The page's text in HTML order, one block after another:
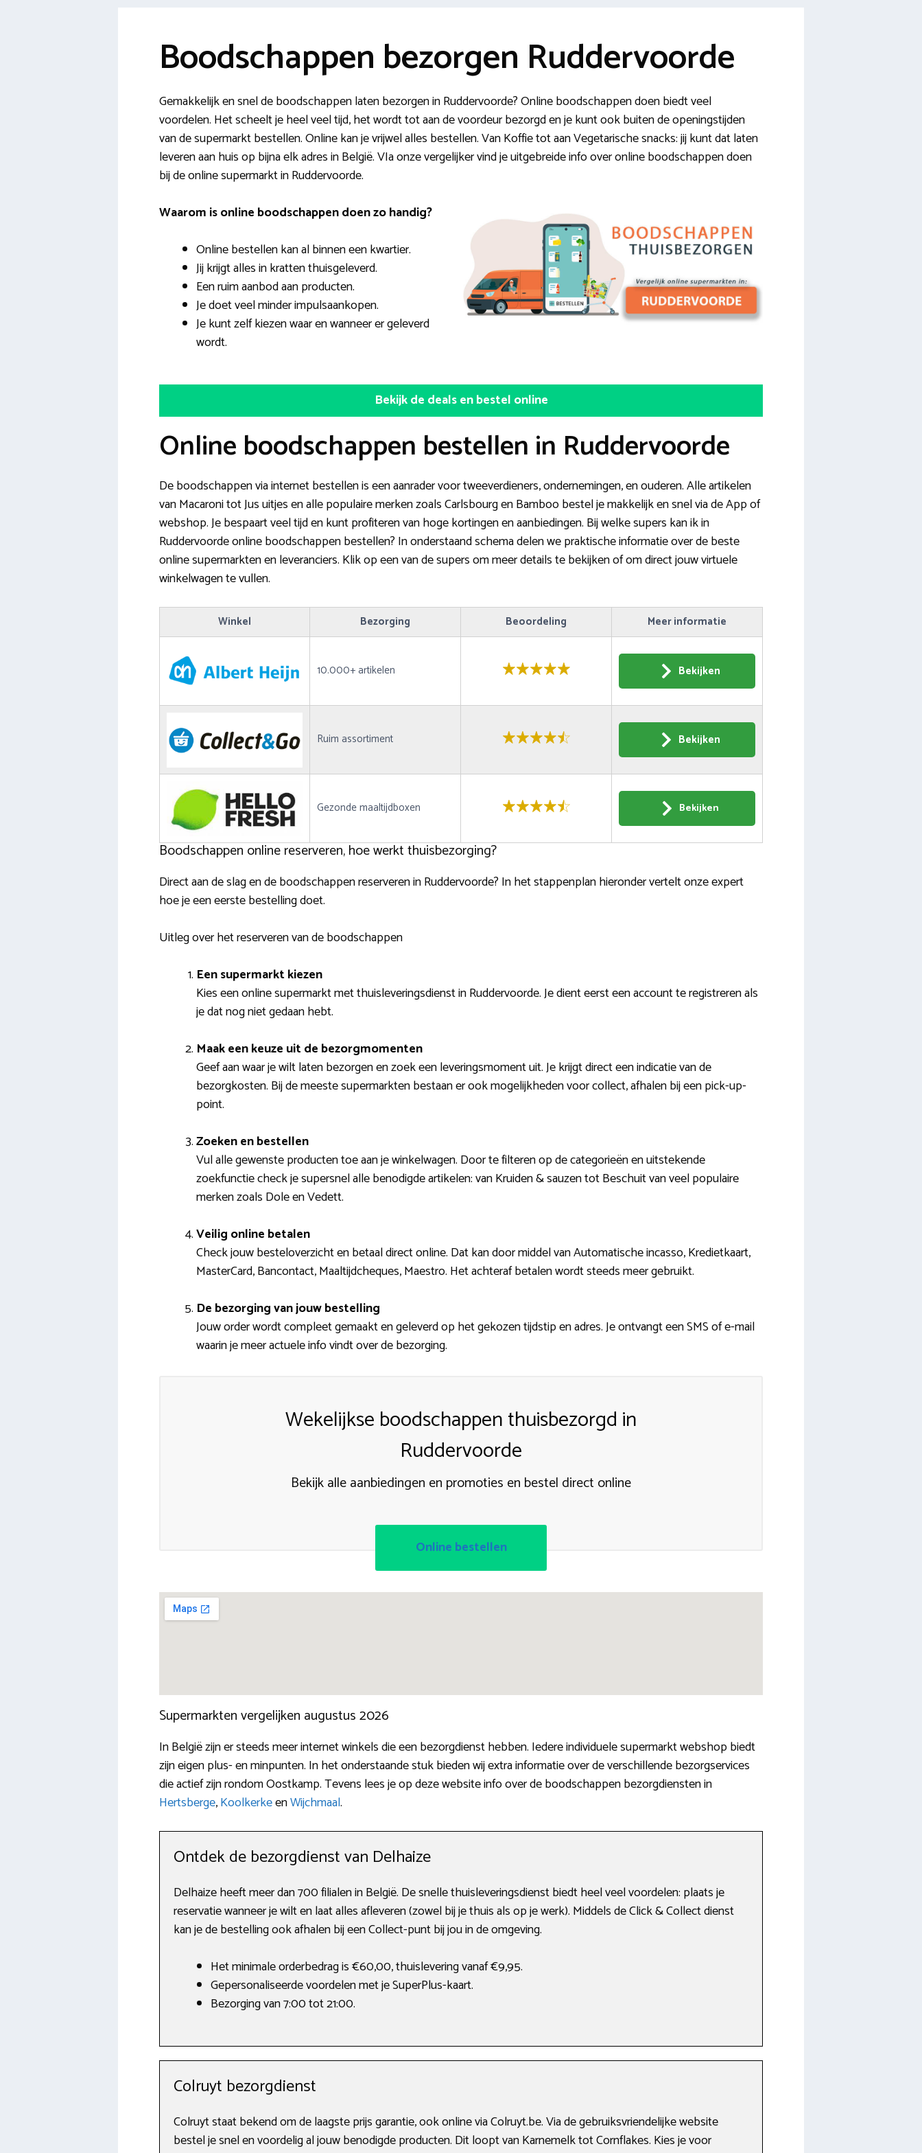
Boodschappen bezorgen Ruddervoorde
Gemakkelijk en snel de boodschappen laten bezorgen in Ruddervoorde? Online boodschappen doen biedt veel
voordelen. Het scheelt je heel veel tijd, het wordt tot aan de voordeur bezorgd en je kunt ook buiten de openingstijden
van de supermarkt bestellen. Online kan je vrijwel alles bestellen. Van Koffie tot aan Vegetarische snacks: jij kunt dat laten
leveren aan huis op bijna elk adres in België. VIa onze vergelijker vind je uitgebreide info over online boodschappen doen
bij de online supermarkt in Ruddervoorde.
Waarom is online boodschappen doen zo handig?
Online bestellen kan al binnen een kwartier.
Jij krijgt alles in kratten thuisgeleverd.
Een ruim aanbod aan producten.
Je doet veel minder impulsaankopen.
Je kunt zelf kiezen waar en wanneer er geleverd
wordt.
Bekijk de deals en bestel online
Online boodschappen bestellen in Ruddervoorde
De boodschappen via internet bestellen is een aanrader voor tweeverdieners, ondernemingen, en ouderen. Alle artikelen
van Macaroni tot Jus uitjes en alle populaire merken zoals Carlsbourg en Bamboo bestel je makkelijk en snel via de App of
webshop. Je bespaart veel tijd en kunt profiteren van hoge kortingen en aanbiedingen. Bij welke supers kan ik in
Ruddervoorde online boodschappen bestellen? In onderstaand schema delen we praktische informatie over de beste
online supermarkten en leveranciers. Klik op een van de supers om meer details te bekijken of om direct jouw virtuele
winkelwagen te vullen.
Winkel Bezorging Beoordeling Meer informatie
10.000+ artikelen Bekijken
Ruim assortiment Bekijken
Gezonde maaltijdboxen Bekijken
Boodschappen online reserveren, hoe werkt thuisbezorging?
Direct aan de slag en de boodschappen reserveren in Ruddervoorde? In het stappenplan hieronder vertelt onze expert
hoe je een eerste bestelling doet.
Uitleg over het reserveren van de boodschappen
Een supermarkt kiezen
Kies een online supermarkt met thuisleveringsdienst in Ruddervoorde. Je dient eerst een account te registreren als
je dat nog niet gedaan hebt.
Maak een keuze uit de bezorgmomenten
Geef aan waar je wilt laten bezorgen en zoek een leveringsmoment uit. Je krijgt direct een indicatie van de
bezorgkosten. Bij de meeste supermarkten bestaan er ook mogelijkheden voor collect, afhalen bij een pick-up-
point.
Zoeken en bestellen
Vul alle gewenste producten toe aan je winkelwagen. Door te filteren op de categorieën en uitstekende
zoekfunctie check je supersnel alle benodigde artikelen: van Kruiden & sauzen tot Beschuit van veel populaire
merken zoals Dole en Vedett.
Veilig online betalen
Check jouw besteloverzicht en betaal direct online. Dat kan door middel van Automatische incasso, Kredietkaart,
MasterCard, Bancontact, Maaltijdcheques, Maestro. Het achteraf betalen wordt steeds meer gebruikt.
De bezorging van jouw bestelling
Jouw order wordt compleet gemaakt en geleverd op het gekozen tijdstip en adres. Je ontvangt een SMS of e-mail
waarin je meer actuele info vindt over de bezorging.
Wekelijkse boodschappen thuisbezorgd in
Ruddervoorde
Bekijk alle aanbiedingen en promoties en bestel direct online
Online bestellen
Supermarkten vergelijken augustus 2026
In België zijn er steeds meer internet winkels die een bezorgdienst hebben. Iedere individuele supermarkt webshop biedt
zijn eigen plus- en minpunten. In het onderstaande stuk bieden wij extra informatie over de verschillende bezorgservices
die actief zijn rondom Oostkamp. Tevens lees je op deze website info over de boodschappen bezorgdiensten in
Hertsberge,KoolkerkeenWijchmaal.
Ontdek de bezorgdienst van Delhaize
Delhaize heeft meer dan 700 filialen in België. De snelle thuisleveringsdienst biedt heel veel voordelen: plaats je
reservatie wanneer je wilt en laat alles afleveren (zowel bij je thuis als op je werk). Middels de Click & Collect dienst
kan je de bestelling ook afhalen bij een Collect-punt bij jou in de omgeving.
Het minimale orderbedrag is €60,00, thuislevering vanaf €9,95.
Gepersonaliseerde voordelen met je SuperPlus-kaart.
Bezorging van 7:00 tot 21:00.
Colruyt bezorgdienst
Colruyt staat bekend om de laagste prijs garantie, ook online via Colruyt.be. Via de gebruiksvriendelijke website
bestel je snel en voordelig al jouw benodigde producten. Dit loopt van Karnemelk tot Cornflakes. Kies je voor